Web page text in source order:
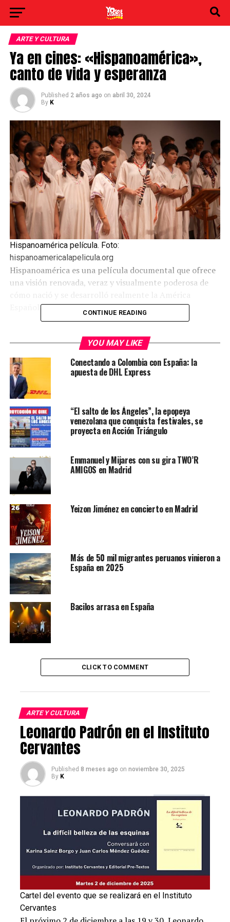
ARTE Y CULTURA
Ya en cines: «Hispanoamérica»,
canto de vida y esperanza
Published 2 años ago on abril 30, 2024
By K
Hispanoamérica película. Foto:
hispanoamericalapelicula.org
Hispanoamérica es una película documental que ofrece
una visión renovada, veraz y visualmente poderosa de
Española.
Ecuador, España, Perú, Bolivia, México y Estados
FILMS, la película fue estrenada en España el 12 de
Abril de 2024 en más de 30 ciudades y 60 salas. El
siguiente paso es llevarla a cines de toda América. Es
imprescindible que esta película sea difundida a ambos
lados del Atlántico.
Te puede interesar:
Nicolás Melini y el director
mexicano Fernando León Rodríguez conversarán
sobre la escritura cinematográfica
Con entrevistas a numerosos historiadores y diversos
expertos en la materia, fundamentalmente Americanos,
la película mostrará nueva Historia compartida durante
más de 300 años a través de esplendor visual que
constituye el patrimonio arquitectónico, pictórico,
escultórico y musical de la época, aún vigente a día de
hoy.
conocemos mal porque nos la han contado mal, y así
hemos olvidado que Hispanoamérica es nuestra casa
común.
Sobre su director
Contenidos de la entrada
Sobre su director
España, la primera globalización
CONTINUE READING
YOU MAY LIKE
Conectando a Colombia con España: la
apuesta de DHL Express
“El salto de los Ángeles”, la epopeya
venezolana que conquista festivales, se
proyecta en Acción Triángulo
Emmanuel y Mijares con su gira TWO’R
AMIGOS en Madrid
Yeizon Jiménez en concierto en Madrid
Más de 50 mil migrantes peruanos vinieron a
España en 2025
Bacilos arrasa en España
CLICK TO COMMENT
ARTE Y CULTURA
Leonardo Padrón en el Instituto
Cervantes
Published 8 meses ago on noviembre 30, 2025
By K
Cartel del evento que se realizará en el Instituto
Cervantes